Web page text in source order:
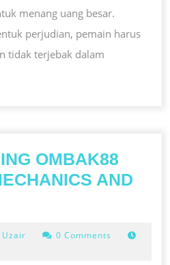
menang uang besar.
perjudian, pemain harus
tidak terjebak dalam
OMBAK88
AND
Uzair
0 Comments